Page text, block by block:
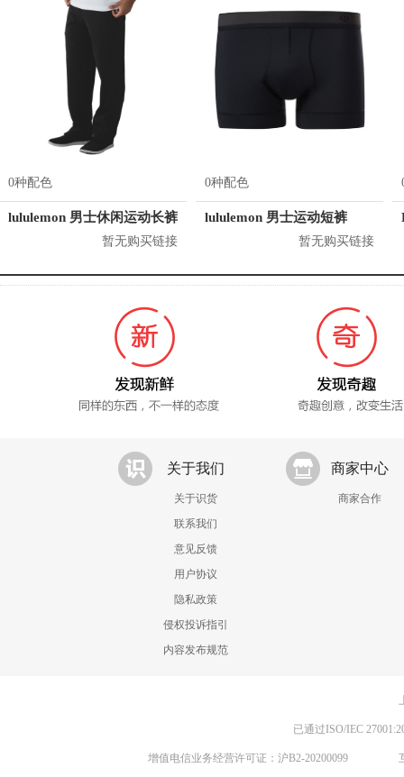
0种配色
lululemon 男士休闲运动长裤
暂无购买链接
0种配色
lululemon 男士运动短裤
暂无购买链接
关于我们
关于识货
联系我们
意见反馈
用户协议
隐私政策
侵权投诉指引
内容发布规范
商家中心
商家合作
已通过ISO/IEC
增值电信业务经营许可证：沪B2-20200099